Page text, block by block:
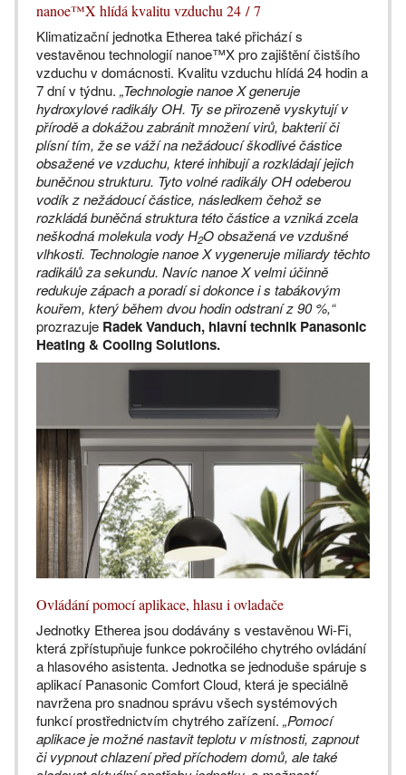
nanoe™X hlídá kvalitu vzduchu 24 / 7
Klimatizační jednotka Etherea také přichází s
vestavěnou technologií nanoe™X pro zajištění čistšího
vzduchu v domácnosti. Kvalitu vzduchu hlídá 24 hodin a
7 dní v týdnu. „Technologie nanoe X generuje
hydroxylové radikály OH. Ty se přirozeně vyskytují v
přírodě a dokážou zabránit množení virů, bakterií či
plísní tím, že se váží na nežádoucí škodlivé částice
obsažené ve vzduchu, které inhibují a rozkládají jejich
buněčnou strukturu. Tyto volné radikály OH odeberou
vodík z nežádoucí částice, následkem čehož se
rozkládá buněčná struktura této částice a vzniká zcela
neškodná molekula vody H2O obsažená ve vzdušné
vlhkosti. Technologie nanoe X vygeneruje miliardy těchto
radikálů za sekundu. Navíc nanoe X velmi účinně
redukuje zápach a poradí si dokonce i s tabákovým
kouřem, který během dvou hodin odstraní z 90 %,“
prozrazuje Radek Vanduch, hlavní technik Panasonic
Heating & Cooling Solutions.
Ovládání pomocí aplikace, hlasu i ovladače
Jednotky Etherea jsou dodávány s vestavěnou Wi-Fi,
která zpřístupňuje funkce pokročilého chytrého ovládání
a hlasového asistenta. Jednotka se jednoduše spáruje s
aplikací Panasonic Comfort Cloud, která je speciálně
navržena pro snadnou správu všech systémových
funkcí prostřednictvím chytrého zařízení. „Pomocí
aplikace je možné nastavit teplotu v místnosti, zapnout
či vypnout chlazení před příchodem domů, ale také